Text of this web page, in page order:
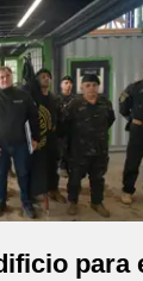
para